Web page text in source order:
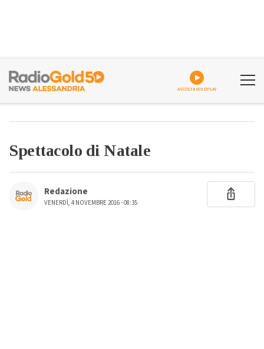
ASCOLTA GOLDPLAY
Spettacolo di Natale
Redazione
VENERDÌ, 4 NOVEMBRE 2016 - 08:35